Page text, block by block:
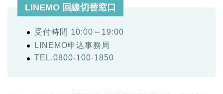
LINEMO 回線切替窓口
受付時間 10:00～19:00
LINEMO申込事務局
TEL.0800-100-1850